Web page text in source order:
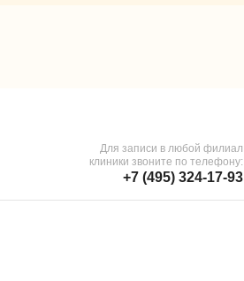
Для записи в любой филиал
клиники звоните по телефону:
+7 (495) 324-17-93